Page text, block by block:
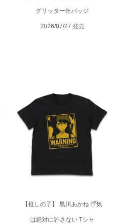
グリッター缶バッジ
2026/07/27 発売
【推しの子】 黒川あかね 浮気
は絶対に許さない Tシャ